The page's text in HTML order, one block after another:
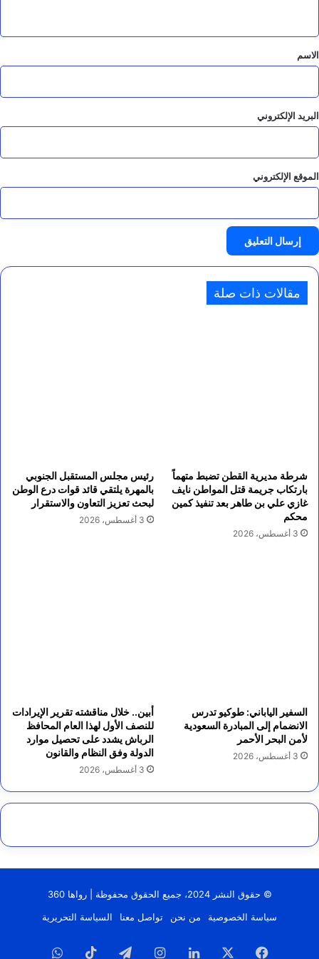
*
الاسم
البريد الإلكتروني
الموقع الإلكتروني
مقالات ذات صلة
شرطة مديرية القطن تضبط متهماً
بارتكاب جريمة قتل المواطن نايف
غازي علي بن طاهر بعد تنفيذ كمين
محكم
3 أغسطس، 2026
رئيس مجلس المستقبل الجنوبي
بالمهرة يلتقي قائد قوات درع الوطن
لبحث تعزيز التعاون والاستقرار
3 أغسطس، 2026
السفير الياباني: طوكيو تدرس
الانضمام إلى المبادرة السعودية
لأمن البحر الأحمر
3 أغسطس، 2026
أبين.. خلال مناقشته تقرير الإيرادات
للنصف الأول لهذا العام المحافظ
الرباش يشدد على تحصيل موارد
الدولة وفق النظام والقانون
3 أغسطس، 2026
© حقوق النشر 2024، جميع الحقوق محفوظة | رواها 360
سياسة الخصوصية
من نحن تواصل معنا السياسة التحريرية
فيسبوك لينكدإنانستقرامتيلقرام ‫TikTokواتساب